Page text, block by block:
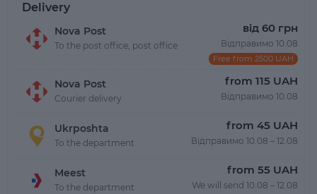
Delivery
Nova Post
To the post office, post office
від 60 грн
Відправимо 10.08
Free from 2500 UAH
Nova Post
Courier delivery
from 115 UAH
Відправимо 10.08
Ukrposhta
To the department
from 45 UAH
Відправимо 10.08 – 12.08
Meest
To the department
from 55 UAH
We will send 10.08 – 12.08